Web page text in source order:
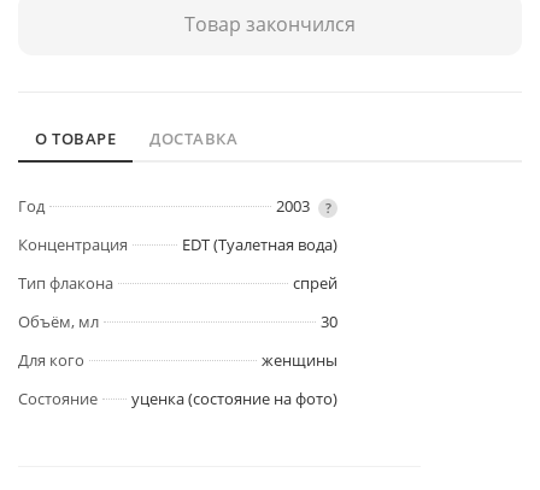
Товар закончился
О ТОВАРЕ ДОСТАВКА
Год 2003 ?
Концентрация
EDT (Туалетная вода)
Тип флакона
спрей
Объём, мл
30
Для кого
женщины
Состояние
уценка (состояние на фото)